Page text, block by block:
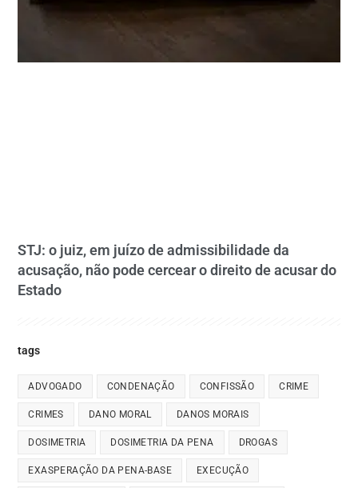
STJ: o juiz, em juízo de admissibilidade da
acusação, não pode cercear o direito de acusar do
Estado
tags
ADVOGADO CONDENAÇÃO CONFISSÃO CRIME
CRIMES DANO MORAL DANOS MORAIS
DOSIMETRIA DOSIMETRIA DA PENA DROGAS
EXASPERAÇÃO DA PENA-BASE EXECUÇÃO